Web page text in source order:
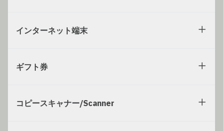
インターネット端末
ギフト券
コピースキャナー/Scanner